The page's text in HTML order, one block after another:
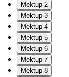
Mektup 2
Mektup 3
Mektup 4
Mektup 5
Mektup 6
Mektup 7
Mektup 8